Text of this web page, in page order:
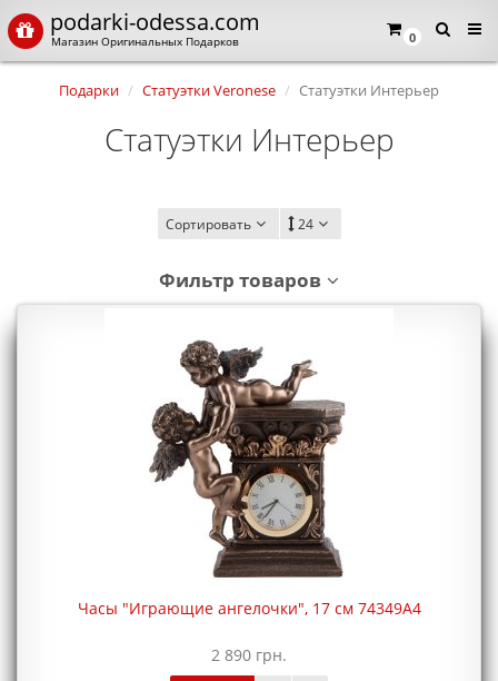
0
podarki-odessa.com
Магазин Оригинальных Подарков
Подарки Статуэтки Veronese Статуэтки Интерьер
Статуэтки Интерьер
Сортировать 24
×
Язык магазина
Выберите пожалуйста язык магазина
Фильтр товаров
Часы "Играющие ангелочки", 17 см 74349A4
2 890 грн.